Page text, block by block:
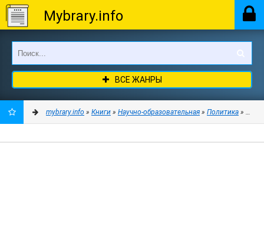
Mybrary.info
ВСЕ ЖАНРЫ
mybrary.info » Книги » Научно-образовательная » Политика »